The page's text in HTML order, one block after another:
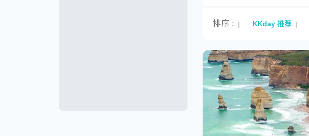
排序 : | KKday 推荐 |